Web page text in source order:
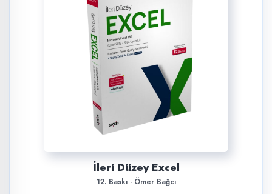
İleri Düzey Excel
12. Baskı · Ömer Bağcı